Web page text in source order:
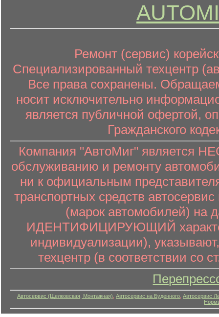
Ремонт (сервис)
Специализированный техцентр
Все права сохранены.
носит исключительно
является публичной офертой,
Гражданского
Компания "АвтоМиг" является
обслуживанию и ремонту
ни к официальным
транспортных средств
(марок автомобилей) на
ИДЕНТИФИЦИРУЮЩИЙ характер
индивидуализации),
техцентр (в соответствии со
Автосервис (Щелковская, Монтажная) Автосервис на Буденного Автосервис